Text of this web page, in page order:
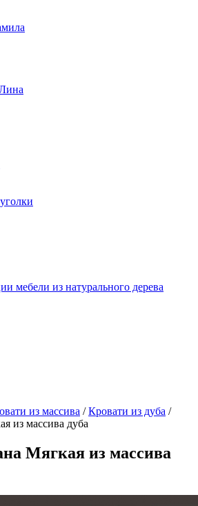
мебели из натурального дерева
из массива /Кровати из дуба /
из массива дуба
Мягкая из массива